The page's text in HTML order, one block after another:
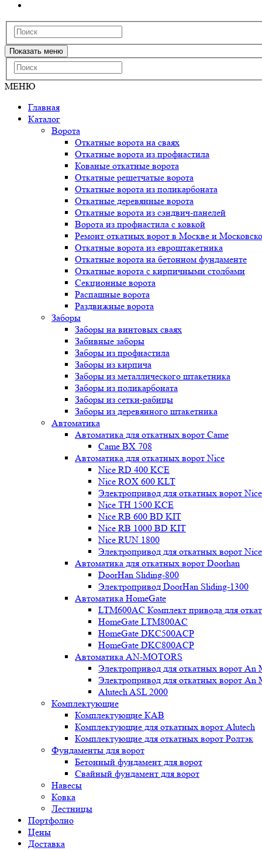
Показать меню
МЕНЮ
Главная
Каталог
Ворота
Откатные ворота на сваях
Откатные ворота из профнастила
Кованые откатные ворота
Откатные решетчатые ворота
Откатные ворота из поликарбоната
Откатные деревянные ворота
Откатные ворота из сэндвич-панелей
Ворота из профнастила с ковкой
Ремонт откатных ворот в Москве и
Откатные ворота из евроштакетника
Откатные ворота на бетонном фундаменте
Откатные ворота с кирпичными столбами
Секционные ворота
Распашные ворота
Раздвижные ворота
Заборы
Заборы на винтовых сваях
Забивные заборы
Заборы из профнастила
Заборы из кирпича
Заборы из металлического штакетника
Заборы из поликарбоната
Заборы из сетки-рабицы
Заборы из деревянного штакетника
Автоматика
Автоматика для откатных ворот Came
Came BX 708
Автоматика для откатных ворот Nice
Nice RD 400 KCE
Nice ROX 600 KLT
Электропривод для откатных ворот
Nice TH 1500 KCE
Nice RB 600 BD KIT
Nice RB 1000 BD KIT
Nice RUN 1800
Электропривод для откатных ворот
Автоматика для откатных ворот Doorhan
DoorHan Sliding-800
Электропривод DoorHan Sliding-1300
Автоматика HomeGate
LTM600AC Комплект привода для
HomeGate LTM800AC
HomeGate DKC500ACP
HomeGate DKC800ACP
Автоматика AN-MOTORS
Электропривод для откатных ворот An
Электропривод для откатных ворот An
Alutech ASL 2000
Комплектующие
Комплектующие КАВ
Комплектующие для откатных ворот Alutech
Комплектующие для откатных ворот Ролтэк
Фундаменты для ворот
Бетонный фундамент для ворот
Свайный фундамент для ворот
Навесы
Ковка
Лестницы
Портфолио
Цены
Доставка